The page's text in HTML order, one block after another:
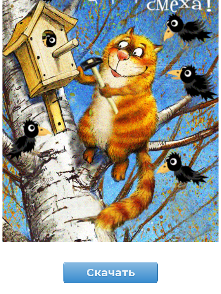
Скачать